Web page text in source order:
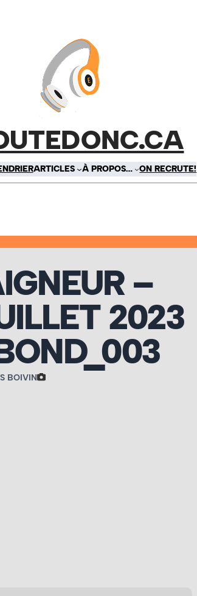
ARTICLES À PROPOS… ON RECRUTE!
–
2023
BOIVIN